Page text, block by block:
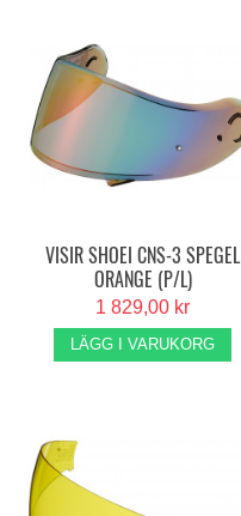
VISIR SHOEI CNS-3 SPEGEL
ORANGE (P/L)
1 829,00 kr
LÄGG I VARUKORG